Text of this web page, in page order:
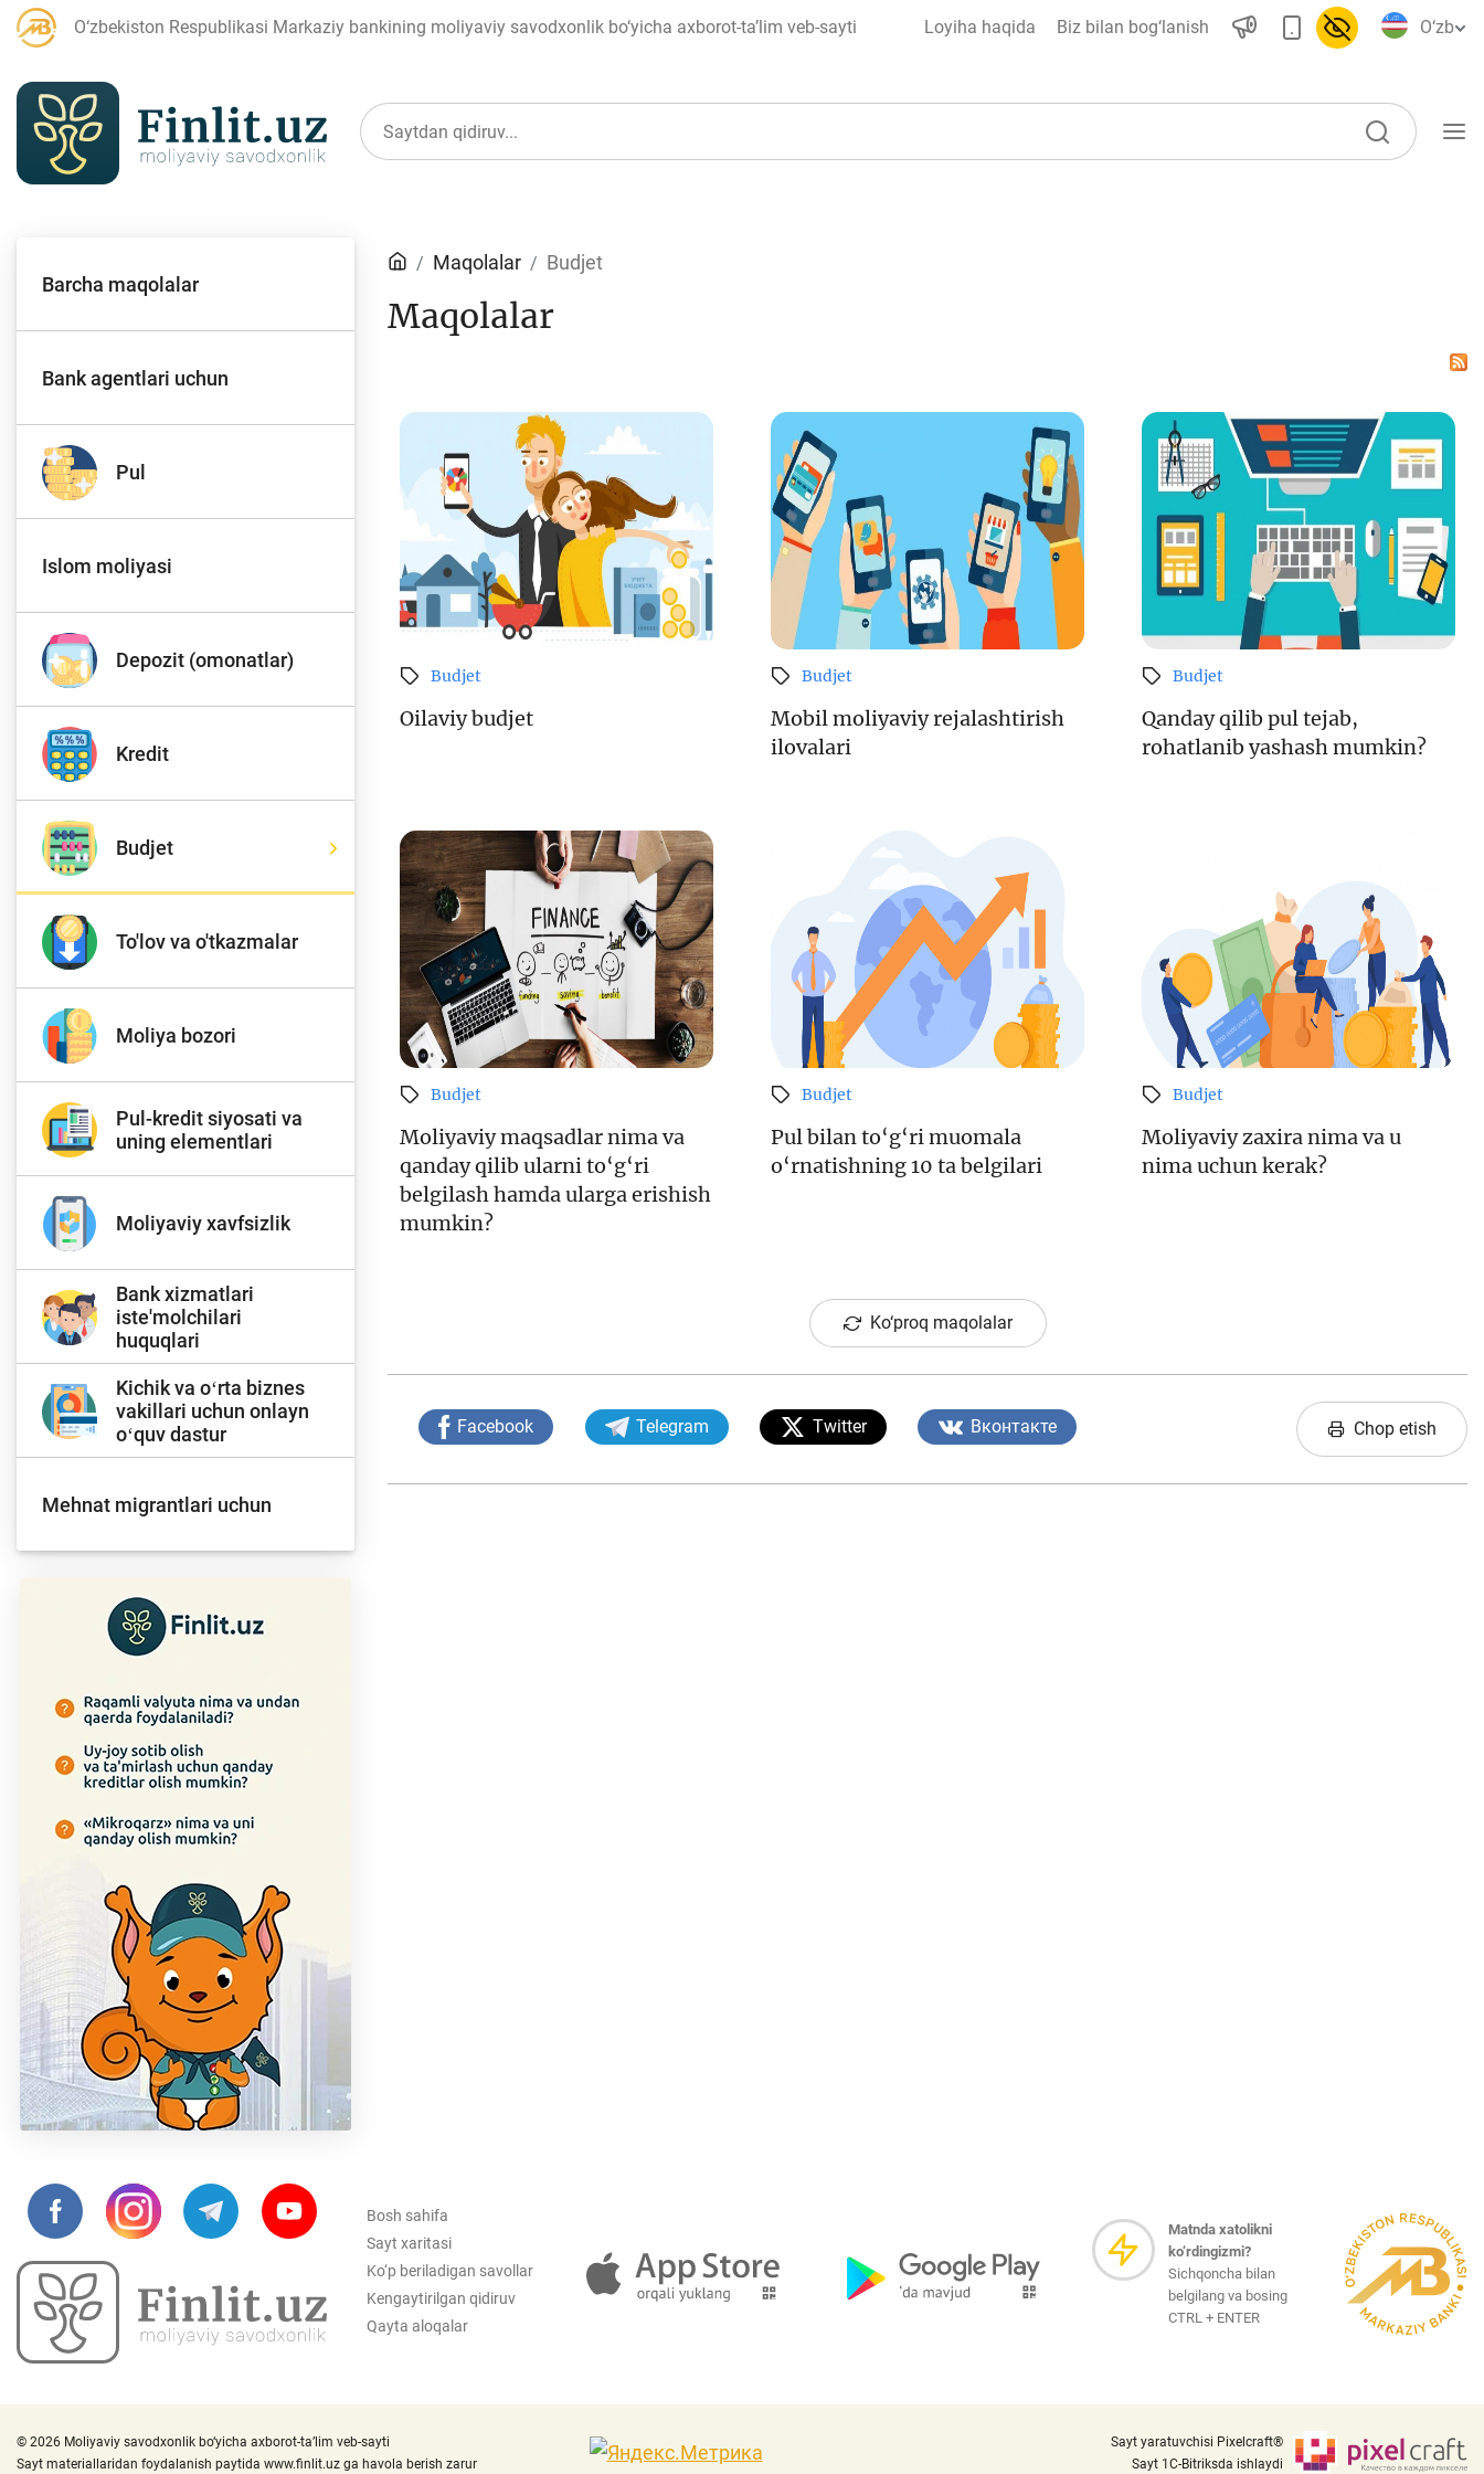
O‘zbekiston Respublikasi Markaziy bankining moliyaviy savodxonlik bo‘yicha axborot-ta’lim veb-sayti Loyiha haqida Biz bilan bog‘lanish O‘zb
Pul
Kredit Budjet
To'lov va o'tkazmalar Moliya bozori
Pul-kredit siyosati va
uning elementlari
Moliyaviy xavfsizlik
Bank xizmatlari
iste'molchilari
huquqlari
Kichik va oʻrta biznes
vakillari uchun onlayn
oʻquv dastur
uchun
Loyiha haqida
Kengaytirilgan qidiruv
Sayt xaritasi
Barcha maqolalar
Bank agentlari uchun
Pul
Islom moliyasi
Depozit (omonatlar)
Kredit
Budjet
To'lov va o'tkazmalar
Moliya bozori
Pul-kredit siyosati va
uning elementlari
Moliyaviy xavfsizlik
Bank xizmatlari
iste'molchilari
huquqlari
Kichik va oʻrta biznes
vakillari uchun onlayn
oʻquv dastur
Mehnat migrantlari uchun
Maqolalar Budjet
Maqolalar
Budjet
Oilaviy budjet
Budjet
Mobil moliyaviy rejalashtirish
ilovalari
Budjet
Qanday qilib pul tejab,
rohatlanib yashash mumkin?
Budjet
Moliyaviy maqsadlar nima va
qanday qilib ularni to‘g‘ri
belgilash hamda ularga erishish
mumkin?
Budjet
Pul bilan to‘g‘ri muomala
o‘rnatishning 10 ta belgilari
Budjet
Moliyaviy zaxira nima va u
nima uchun kerak?
Ko‘proq maqolalar
Facebook Telegram Twitter Вконтакте Chop etish
Bosh sahifa
Sayt xaritasi
Ko‘p beriladigan savollar
Kengaytirilgan qidiruv
Qayta aloqalar
Matnda xatolikni
ko‘rdingizmi?
Sichqoncha bilan
belgilang va bosing
CTRL + ENTER
© 2026 Moliyaviy savodxonlik bo‘yicha axborot-ta’lim veb-sayti
Sayt materiallaridan foydalanish paytida www.finlit.uz ga havola berish zarur
Sayt yaratuvchisi Pixelcraft®
Sayt 1C-Bitriksda ishlaydi